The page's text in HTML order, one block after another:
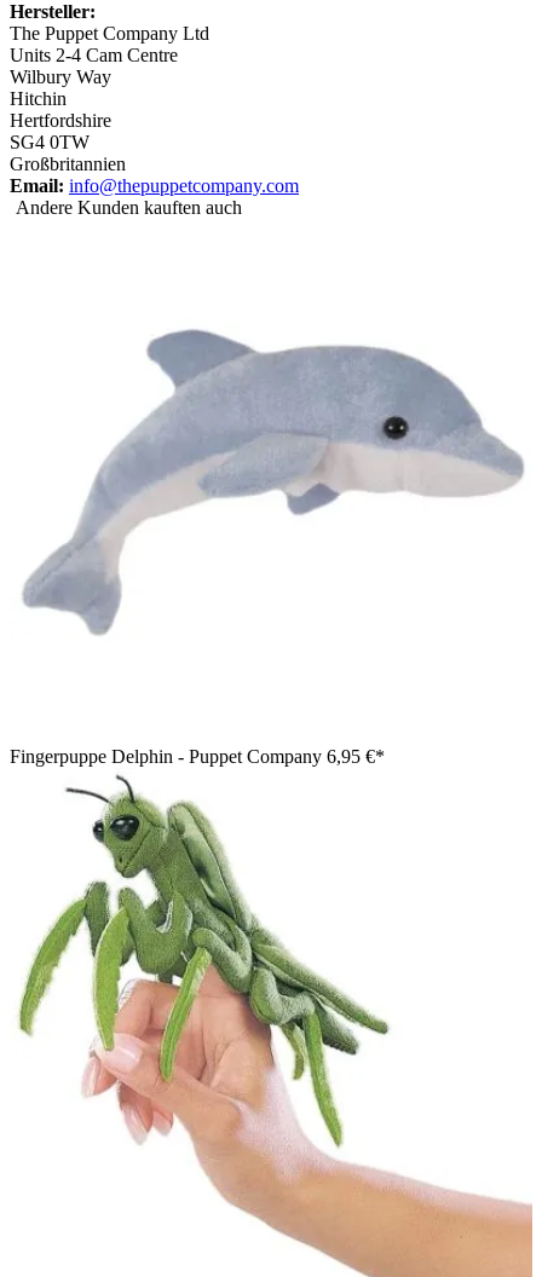
Hersteller:
The Puppet Company Ltd
Units 2-4 Cam Centre
Wilbury Way
Hitchin
Hertfordshire
SG4 0TW
Großbritannien
Email: info@thepuppetcompany.com
Andere Kunden kauften auch
Fingerpuppe Delphin - Puppet Company 6,95 €*